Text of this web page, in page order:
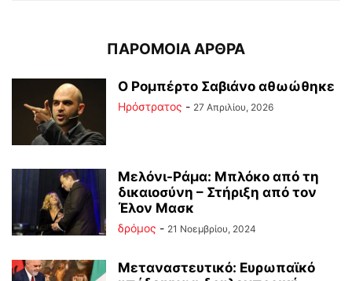
ΠΑΡΟΜΟΙΑ ΑΡΘΡΑ
Ο Ρομπέρτο Σαβιάνο αθωώθηκε
Ηρόστρατος - 27 Απριλίου, 2026
Μελόνι-Ράμα: Μπλόκο από τη
δικαιοσύνη – Στήριξη από τον
Έλον Μασκ
δρόμος - 21 Νοεμβρίου, 2024
Μεταναστευτικό: Ευρωπαϊκό